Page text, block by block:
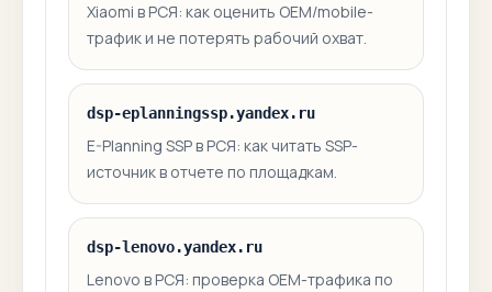
Xiaomi в РСЯ: как оценить OEM/mobile-
трафик и не потерять рабочий охват.
dsp-eplanningssp.yandex.ru
E-Planning SSP в РСЯ: как читать SSP-
источник в отчете по площадкам.
dsp-lenovo.yandex.ru
Lenovo в РСЯ: проверка OEM-трафика по